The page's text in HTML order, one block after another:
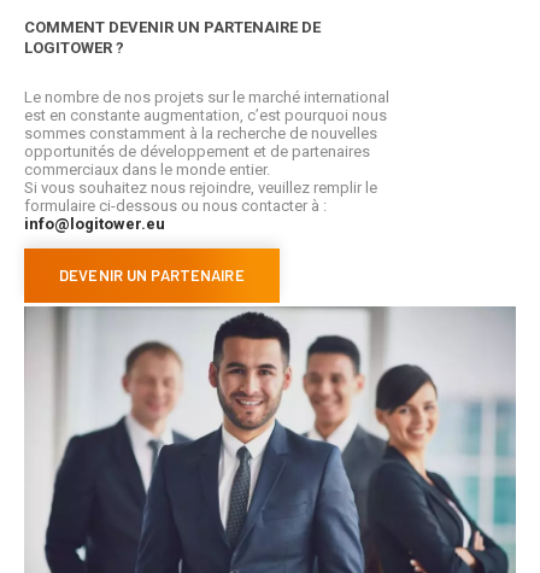
COMMENT DEVENIR UN PARTENAIRE DE
LOGITOWER ?
Le nombre de nos projets sur le marché international
est en constante augmentation, c’est pourquoi nous
sommes constamment à la recherche de nouvelles
opportunités de développement et de partenaires
commerciaux dans le monde entier.
Si vous souhaitez nous rejoindre, veuillez remplir le
formulaire ci-dessous ou nous contacter à :
info@logitower.eu
DEVENIR UN PARTENAIRE